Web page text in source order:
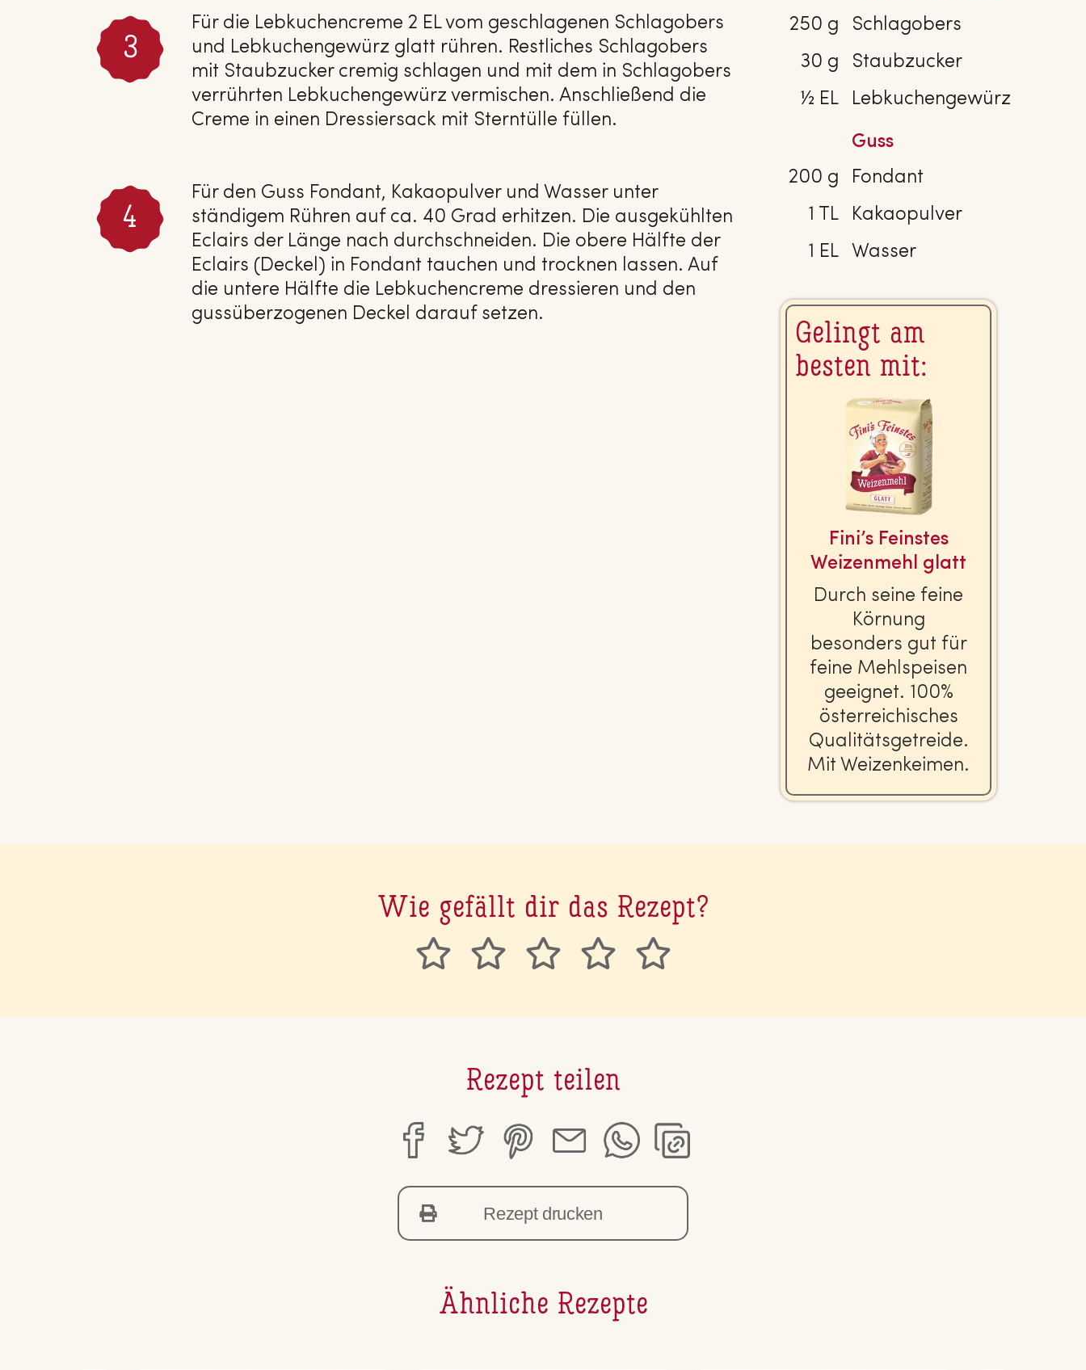
Für die Lebkuchencreme 2 EL vom geschlagenen Schlagobers
und Lebkuchengewürz glatt rühren. Restliches Schlagobers
mit Staubzucker cremig schlagen und mit dem in Schlagobers
verrührten Lebkuchengewürz vermischen. Anschließend die
Creme in einen Dressiersack mit Sterntülle füllen.
Für den Guss Fondant, Kakaopulver und Wasser unter
ständigem Rühren auf ca. 40 Grad erhitzen. Die ausgekühlten
Eclairs der Länge nach durchschneiden. Die obere Hälfte der
Eclairs (Deckel) in Fondant tauchen und trocknen lassen. Auf
die untere Hälfte die Lebkuchencreme dressieren und den
gussüberzogenen Deckel darauf setzen.
250 g
Schlagobers
30 g
Staubzucker
½ EL
Lebkuchengewürz
Guss
200 g
Fondant
1 TL
Kakaopulver
1 EL
Wasser
Gelingt am
besten mit:
Fini’s Feinstes
Wei­zen­mehl glatt
Durch seine feine
Körnung
besonders gut für
feine Mehl­spei­sen
geeignet. 100%
ös­ter­rei­chi­sches
Qua­li­täts­ge­trei­de.
Mit Wei­zen­kei­men.
Wie gefällt dir das Rezept?
Rezept teilen
Rezept drucken
Ähnliche Rezepte